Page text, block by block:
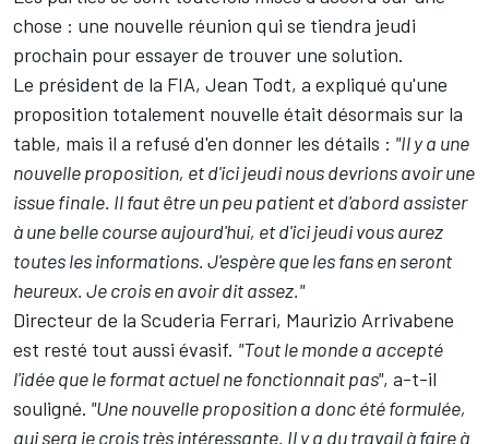
chose : une nouvelle réunion qui se tiendra jeudi
prochain pour essayer de trouver une solution.
Le président de la FIA, Jean Todt, a expliqué qu'une
proposition totalement nouvelle était désormais sur la
table, mais il a refusé d'en donner les détails : "Il y a une
nouvelle proposition, et d'ici jeudi nous devrions avoir une
issue finale. Il faut être un peu patient et d'abord assister
à une belle course aujourd'hui, et d'ici jeudi vous aurez
toutes les informations. J'espère que les fans en seront
heureux. Je crois en avoir dit assez."
Directeur de la Scuderia Ferrari, Maurizio Arrivabene
est resté tout aussi évasif. "Tout le monde a accepté
l'idée que le format actuel ne fonctionnait pas", a-t-il
souligné. "Une nouvelle proposition a donc été formulée,
qui sera je crois très intéressante. Il y a du travail à faire à